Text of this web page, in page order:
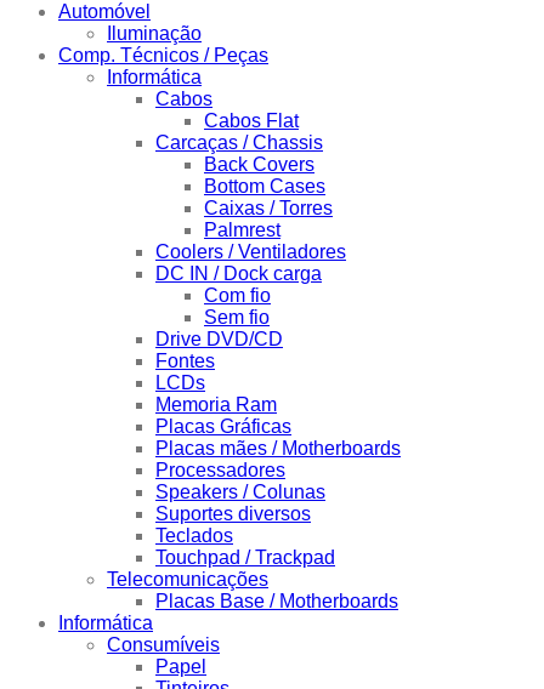
Automóvel
Iluminação
Comp. Técnicos / Peças
Informática
Cabos
Cabos Flat
Carcaças / Chassis
Back Covers
Bottom Cases
Caixas / Torres
Palmrest
Coolers / Ventiladores
DC IN / Dock carga
Com fio
Sem fio
Drive DVD/CD
Fontes
LCDs
Memoria Ram
Placas Gráficas
Placas mães / Motherboards
Processadores
Speakers / Colunas
Suportes diversos
Teclados
Touchpad / Trackpad
Telecomunicações
Placas Base / Motherboards
Informática
Consumíveis
Papel